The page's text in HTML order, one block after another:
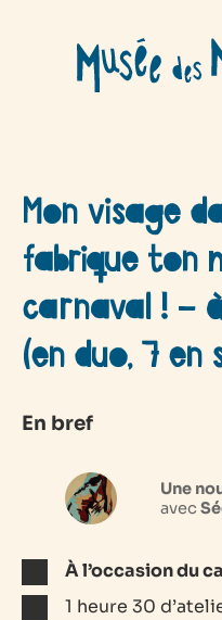
contenu
Mon visage
fabrique ton
carnaval ! –
(en duo, 7 en
En bref
Une
avec
À l’occasion du
1 heure 30